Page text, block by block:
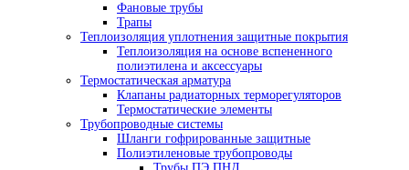
Фановые трубы
Трапы
Теплоизоляция уплотнения защитные покрытия
Теплоизоляция на основе вспененного
полиэтилена и аксессуары
Термостатическая арматура
Клапаны радиаторных терморегуляторов
Термостатические элементы
Трубопроводные системы
Шланги гофрированные защитные
Полиэтиленовые трубопроводы